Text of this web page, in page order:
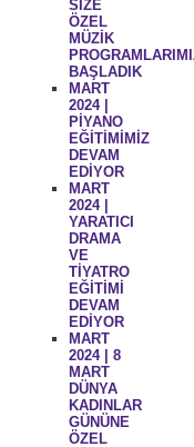
SİZE
ÖZEL
MÜZİK
BAŞLADIK
MART
2024 |
PİYANO
EĞİTİMİMİZ
DEVAM
EDİYOR
MART
2024 |
YARATICI
DRAMA
VE
TİYATRO
EĞİTİMİ
DEVAM
EDİYOR
MART
2024 | 8
MART
DÜNYA
KADINLAR
GÜNÜNE
ÖZEL